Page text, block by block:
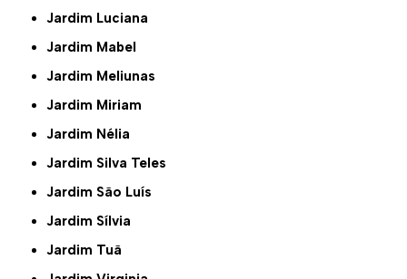
Jardim Luciana
Jardim Mabel
Jardim Meliunas
Jardim Miriam
Jardim Nélia
Jardim Silva Teles
Jardim São Luís
Jardim Sílvia
Jardim Tuã